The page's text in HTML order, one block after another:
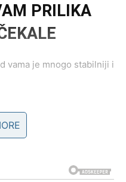
PRILIKA
vama je mnogo stabilniji i
zarade, poslovne
donijeti mnogo više
olakšanje nakon perioda